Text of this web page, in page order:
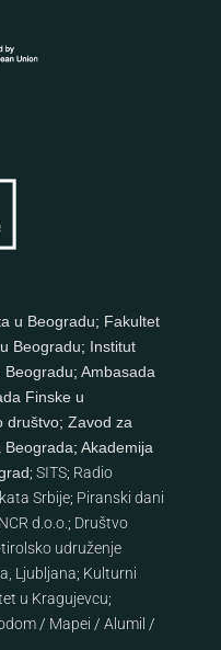
u Beogradu; Fakultet
Beogradu; Institut
Beogradu; Ambasada
Finske u
društvo; Zavod za
Beograda; Akademija
; SITS; Radio
Srbije; Piranski dani
NCR d.o.o. ; Društvo
udruženje
Ljubljana; Kulturni
u Kragujevcu;
/ Mapei / Alumil /